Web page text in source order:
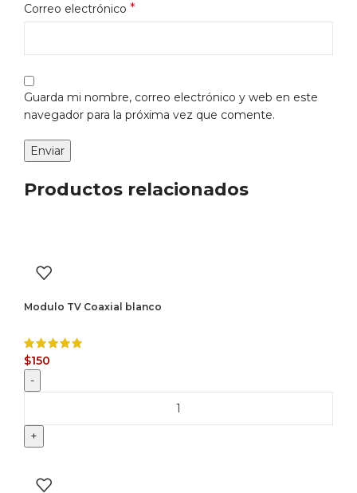
Correo electrónico *
Guarda mi nombre, correo electrónico y web en este
navegador para la próxima vez que comente.
Productos relacionados
Modulo TV Coaxial blanco
$150